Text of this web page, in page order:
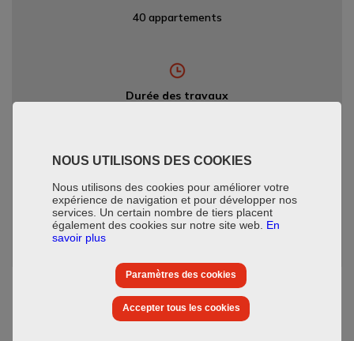
40 appartements
Durée des travaux
Date de livraison
Décembre 2020
NOUS UTILISONS DES COOKIES
Nous utilisons des cookies pour améliorer votre
expérience de navigation et pour développer nos
services. Un certain nombre de tiers placent
également des cookies sur notre site web. En
savoir plus
Paramètres des cookies
Accepter tous les cookies